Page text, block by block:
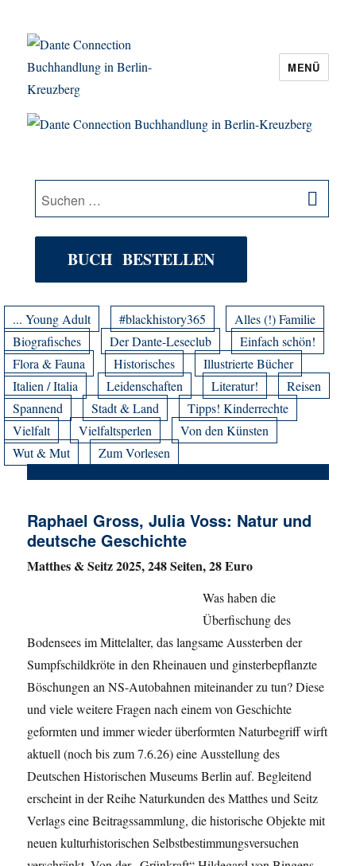
Dante Connection Buchhandlung in
MENÜ
Suche
nach:
BUCH BESTELLEN
... Young Adult #blackhistory365
Alles (!) Familie
Biografisches
Der Dante-Leseclub
Einfach schön!
Flora & Fauna
Historisches
Illustrierte Bücher
Italien / Italia
Leidenschaften Literatur!
Reisen
Spannend
Stadt & Land
Tipps! Kinderrechte
Vielfalt
Vielfaltsperlen
Von den Künsten
Wut & Mut
Zum Vorlesen
Raphael Gross, Julia Voss: Natur und
deutsche Geschichte
Matthes & Seitz 2025, 248 Seiten, 28 Euro
Was haben die
Überfischung des
Bodensees im Mittelalter, das langsame Aussterben der
Sumpfschildkröte in den Rheinauen und ginsterbepflanzte
Böschungen an NS-Autobahnen miteinander zu tun? Diese
und viele weitere Fragen nach einem von Geschichte
geformten und immer wieder überformten Naturbegriff wirft
aktuell (noch bis zum 7.6.26) eine Ausstellung des
Deutschen Historischen Museums Berlin auf. Begleitend
erscheint in der Reihe Naturkunden des Matthes und Seitz
Verlags eine Beitragssammlung, die historische Objekte mit
neuen kulturhistorischen Selbstbestimmungsversuchen